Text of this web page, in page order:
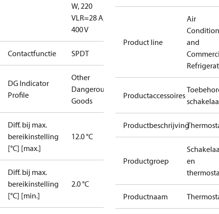
W, 220
VLR=28 A,
400 V
Contactfunctie SPDT
DG Indicator
Profile
Other
Dangerous
Goods
Diff. bij max.
bereikinstelling
[°C] [max.]
12.0 °C
Diff. bij max.
bereikinstelling
[°C] [min.]
2.0 °C
Product line
Air
and
Productaccessoires
Productbeschrijving
Productgroep
en
Productnaam